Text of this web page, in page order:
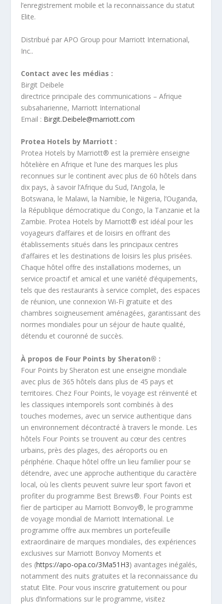
l’enregistrement mobile et la reconnaissance du statut
Elite.
Distribué par APO Group pour Marriott International,
Inc..
Contact avec les médias :
Birgit Deibele
directrice principale des communications – Afrique
subsaharienne, Marriott International
Email : Birgit.Deibele@marriott.com
Protea Hotels by Marriott :
Protea Hotels by Marriott® est la première enseigne
hôtelière en Afrique et l’une des marques les plus
reconnues sur le continent avec plus de 60 hôtels dans
dix pays, à savoir l’Afrique du Sud, l’Angola, le
Botswana, le Malawi, la Namibie, le Nigeria, l’Ouganda,
la République démocratique du Congo, la Tanzanie et la
Zambie. Protea Hotels by Marriott® est idéal pour les
voyageurs d’affaires et de loisirs en offrant des
établissements situés dans les principaux centres
d’affaires et les destinations de loisirs les plus prisées.
Chaque hôtel offre des installations modernes, un
service proactif et amical et une variété d’équipements,
tels que des restaurants à service complet, des espaces
de réunion, une connexion Wi-Fi gratuite et des
chambres soigneusement aménagées, garantissant des
normes mondiales pour un séjour de haute qualité,
détendu et couronné de succès.
À propos de Four Points by Sheraton® :
Four Points by Sheraton est une enseigne mondiale
avec plus de 365 hôtels dans plus de 45 pays et
territoires. Chez Four Points, le voyage est réinventé et
les classiques intemporels sont combinés à des
touches modernes, avec un service authentique dans
un environnement décontracté à travers le monde. Les
hôtels Four Points se trouvent au cœur des centres
urbains, près des plages, des aéroports ou en
périphérie. Chaque hôtel offre un lieu familier pour se
détendre, avec une approche authentique du caractère
local, où les clients peuvent suivre leur sport favori et
profiter du programme Best Brews®. Four Points est
fier de participer au Marriott Bonvoy®, le programme
de voyage mondial de Marriott International. Le
programme offre aux membres un portefeuille
extraordinaire de marques mondiales, des expériences
exclusives sur Marriott Bonvoy Moments et
des (https://apo-opa.co/3Ma51H3) avantages inégalés,
notamment des nuits gratuites et la reconnaissance du
statut Elite. Pour vous inscrire gratuitement ou pour
plus d’informations sur le programme, visitez